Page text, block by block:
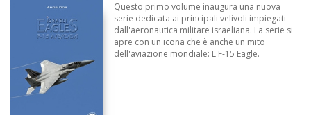
Questo primo volume inaugura una nuova
serie dedicata ai principali velivoli impiegati
dall'aeronautica militare israeliana. La serie si
apre con un'icona che è anche un mito
dell'aviazione mondiale: L'F-15 Eagle.